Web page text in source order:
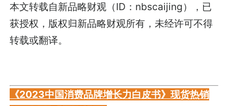
本文转载自新品略财观（ID：nbscaijing），已
获授权，版权归新品略财观所有，未经许可不得
转载或翻译。
《2023中国消费品牌增长力白皮书》现货热销